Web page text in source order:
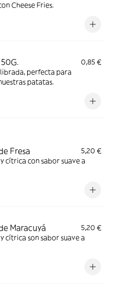
Cheese Fries.
0,85 €
perfecta para
patatas.
Fresa
5,20 €
cítrica con sabor suave a
Maracuyá
5,20 €
cítrica son sabor suave a